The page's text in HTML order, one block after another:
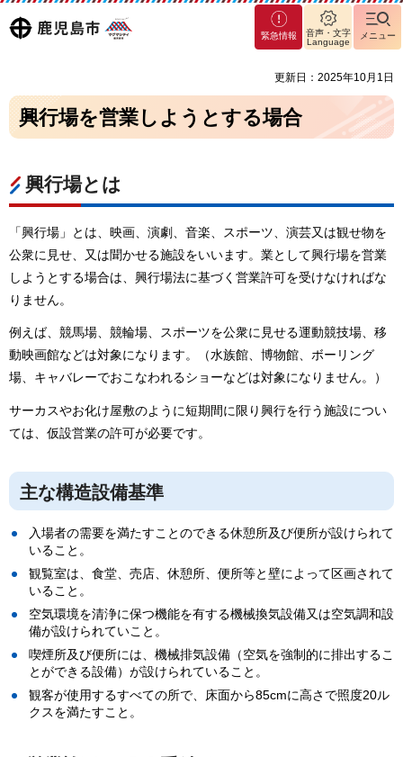
鹿児島
マグ
マシ
緊急情報
音声・文字
Language
メニュー
更新日：2025年10月1日
興行場を営業しようとする場合
興行場とは
「興行場」とは、映画、演劇、音楽、スポーツ、演芸又は観せ物を
公衆に見せ、又は聞かせる施設をいいます。業として興行場を営業
しようとする場合は、興行場法に基づく営業許可を受けなければな
りません。
例えば、競馬場、競輪場、スポーツを公衆に見せる運動競技場、移
動映画館などは対象になります。（水族館、博物館、ボーリング
場、キャバレーでおこなわれるショーなどは対象になりません。）
サーカスやお化け屋敷のように短期間に限り興行を行う施設につい
ては、仮設営業の許可が必要です。
主な構造設備基準
入場者の需要を満たすことのできる休憩所及び便所が設けられて
いること。
観覧室は、食堂、売店、休憩所、便所等と壁によって区画されて
いること。
空気環境を清浄に保つ機能を有する機械換気設備又は空気調和設
備が設けられていこと。
喫煙所及び便所には、機械排気設備（空気を強制的に排出するこ
とができる設備）が設けられていること。
観客が使用するすべての所で、床面から85cmに高さで照度20ル
クスを満たすこと。